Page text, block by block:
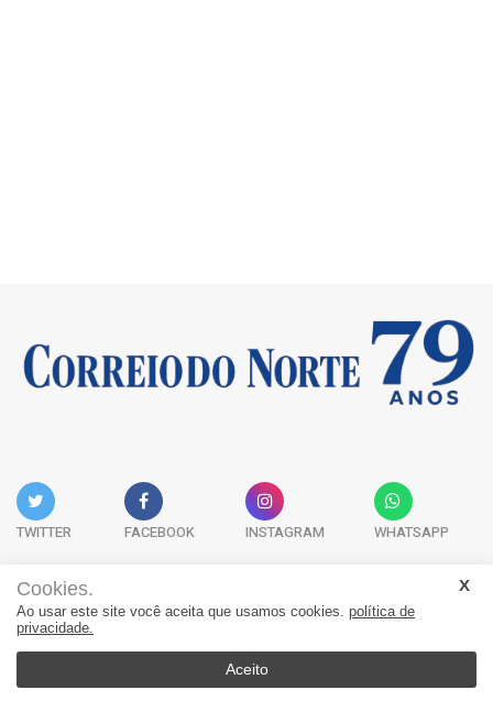
TWITTER FACEBOOK INSTAGRAM WHATSAPP
Acervo Digital Fale Conosco Quem Somos
Cookies.
Ao usar este site você aceita que usamos cookies. política de
privacidade.
Aceito